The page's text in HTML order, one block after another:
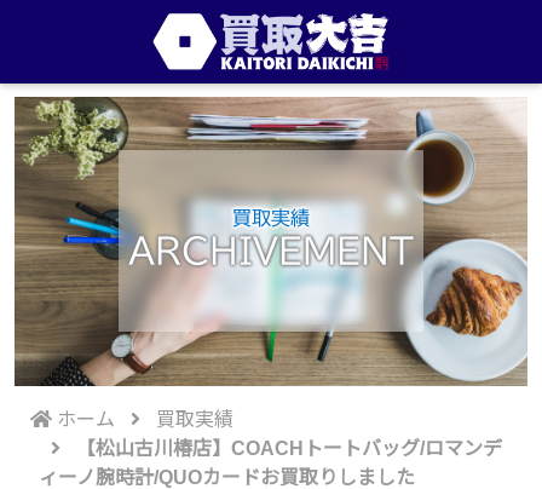
買取実績
ARCHIVEMENT
ホーム
買取実績
【松山古川椿店】COACHトートバッグ/ロマンデ
ィーノ腕時計/QUOカードお買取りしました